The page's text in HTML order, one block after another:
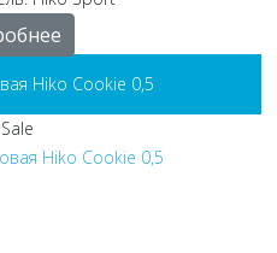
Hiko Cookie 0,5